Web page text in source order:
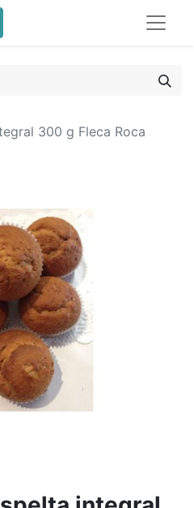
300 g Fleca Roca